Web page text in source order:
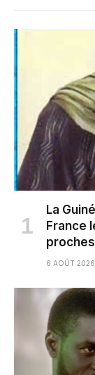
La
France
proches
6 AOÛT 2026